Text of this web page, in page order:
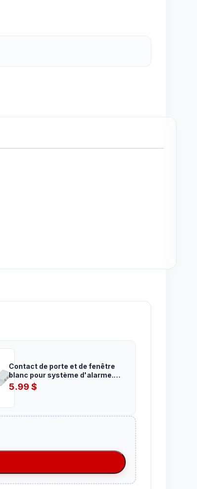
Contact de porte et de fenêtre
blanc pour système d'alarme.
Normalement fermé ( n.c.) et
normalement ouvert
5.99$